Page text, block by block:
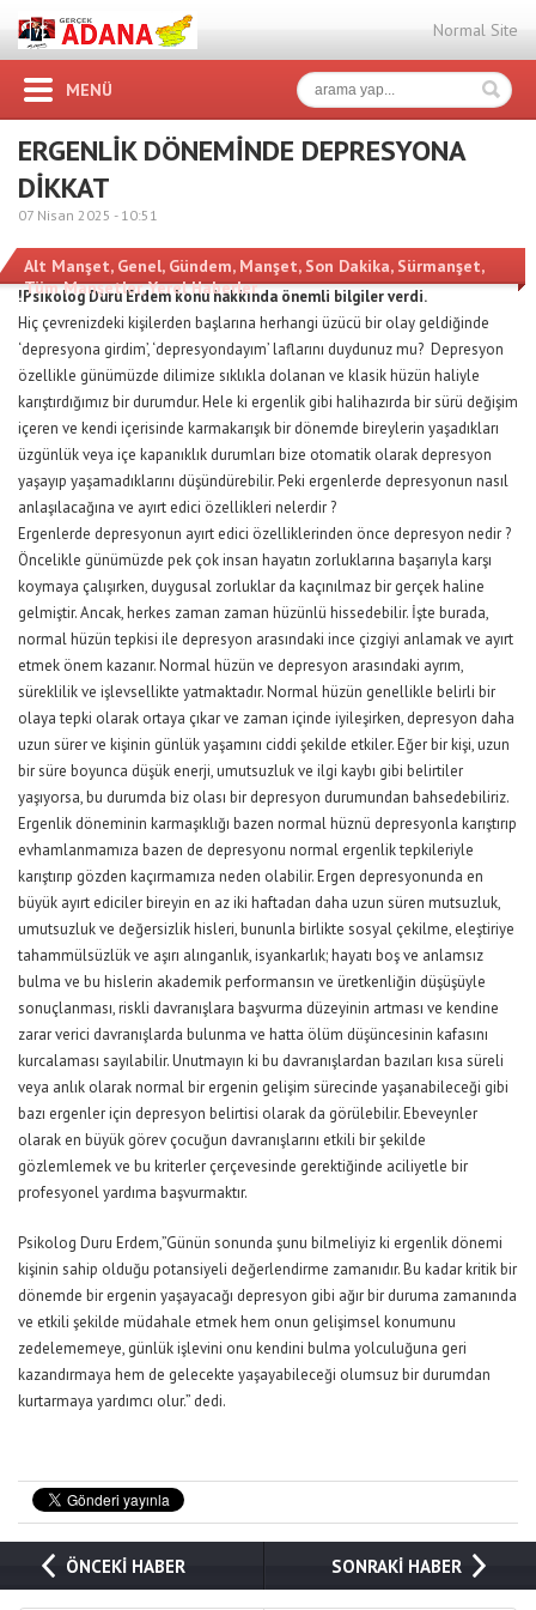
Normal Site
MENÜ
ERGENLİK DÖNEMİNDE DEPRESYONA
DİKKAT
07 Nisan 2025 - 10:51
Alt Manşet, Genel, Gündem, Manşet, Son Dakika, Sürmanşet,
Tüm Manşetler,Yerel Haberler
!Psikolog Duru Erdem konu hakkında önemli bilgiler verdi.
Hiç çevrenizdeki kişilerden başlarına herhangi üzücü bir olay geldiğinde
‘depresyona girdim’, ‘depresyondayım’ laflarını duydunuz mu? Depresyon
özellikle günümüzde dilimize sıklıkla dolanan ve klasik hüzün haliyle
karıştırdığımız bir durumdur. Hele ki ergenlik gibi halihazırda bir sürü değişim
içeren ve kendi içerisinde karmakarışık bir dönemde bireylerin yaşadıkları
üzgünlük veya içe kapanıklık durumları bize otomatik olarak depresyon
yaşayıp yaşamadıklarını düşündürebilir. Peki ergenlerde depresyonun nasıl
anlaşılacağına ve ayırt edici özellikleri nelerdir ?
Ergenlerde depresyonun ayırt edici özelliklerinden önce depresyon nedir ?
Öncelikle günümüzde pek çok insan hayatın zorluklarına başarıyla karşı
koymaya çalışırken, duygusal zorluklar da kaçınılmaz bir gerçek haline
gelmiştir. Ancak, herkes zaman zaman hüzünlü hissedebilir. İşte burada,
normal hüzün tepkisi ile depresyon arasındaki ince çizgiyi anlamak ve ayırt
etmek önem kazanır. Normal hüzün ve depresyon arasındaki ayrım,
süreklilik ve işlevsellikte yatmaktadır. Normal hüzün genellikle belirli bir
olaya tepki olarak ortaya çıkar ve zaman içinde iyileşirken, depresyon daha
uzun sürer ve kişinin günlük yaşamını ciddi şekilde etkiler. Eğer bir kişi, uzun
bir süre boyunca düşük enerji, umutsuzluk ve ilgi kaybı gibi belirtiler
yaşıyorsa, bu durumda biz olası bir depresyon durumundan bahsedebiliriz.
Ergenlik döneminin karmaşıklığı bazen normal hüznü depresyonla karıştırıp
evhamlanmamıza bazen de depresyonu normal ergenlik tepkileriyle
karıştırıp gözden kaçırmamıza neden olabilir. Ergen depresyonunda en
büyük ayırt ediciler bireyin en az iki haftadan daha uzun süren mutsuzluk,
umutsuzluk ve değersizlik hisleri, bununla birlikte sosyal çekilme, eleştiriye
tahammülsüzlük ve aşırı alınganlık, isyankarlık; hayatı boş ve anlamsız
bulma ve bu hislerin akademik performansın ve üretkenliğin düşüşüyle
sonuçlanması, riskli davranışlara başvurma düzeyinin artması ve kendine
zarar verici davranışlarda bulunma ve hatta ölüm düşüncesinin kafasını
kurcalaması sayılabilir. Unutmayın ki bu davranışlardan bazıları kısa süreli
veya anlık olarak normal bir ergenin gelişim sürecinde yaşanabileceği gibi
bazı ergenler için depresyon belirtisi olarak da görülebilir. Ebeveynler
olarak en büyük görev çocuğun davranışlarını etkili bir şekilde
gözlemlemek ve bu kriterler çerçevesinde gerektiğinde aciliyetle bir
profesyonel yardıma başvurmaktır.
Psikolog Duru Erdem,”Günün sonunda şunu bilmeliyiz ki ergenlik dönemi
kişinin sahip olduğu potansiyeli değerlendirme zamanıdır. Bu kadar kritik bir
dönemde bir ergenin yaşayacağı depresyon gibi ağır bir duruma zamanında
ve etkili şekilde müdahale etmek hem onun gelişimsel konumunu
zedelememeye, günlük işlevini onu kendini bulma yolculuğuna geri
kazandırmaya hem de gelecekte yaşayabileceği olumsuz bir durumdan
kurtarmaya yardımcı olur.” dedi.
ÖNCEKİ HABER SONRAKİ HABER